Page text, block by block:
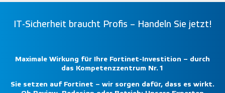
IT-Sicherheit braucht Profis – Handeln Sie jetzt!
Maximale Wirkung für Ihre Fortinet-Investition – durch
das Kompetenzzentrum Nr.1
Sie setzen auf Fortinet – wir sorgen dafür, dass es wirkt.